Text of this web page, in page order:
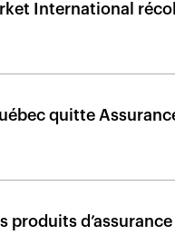
International
quitte
produits